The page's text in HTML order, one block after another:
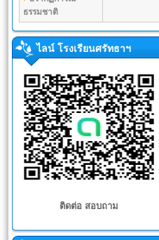
ธรรมชาติ
ไลน์ โรงเรียนศรัทธาฯ
ติดต่อ สอบถาม